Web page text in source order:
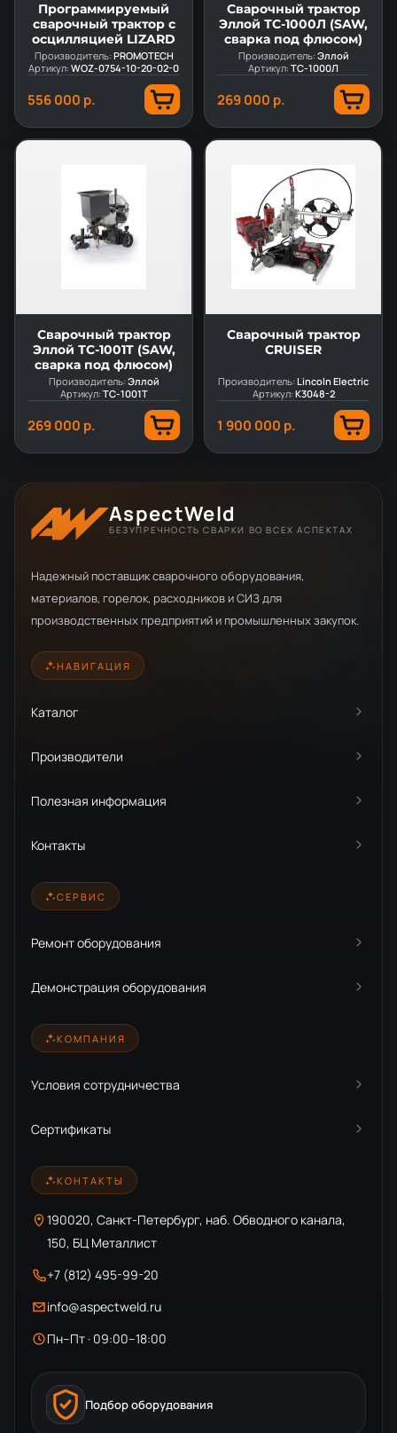
Программируемый
сварочный трактор с
осцилляцией LIZARD
Производитель:PROMOTECH
Артикул:WOZ-0754-10-20-02-0
556 000 р.
Сварочный трактор
Эллой ТС-1000Л (SAW,
сварка под флюсом)
Производитель:Эллой
Артикул:ТС-1000Л
269 000 р.
Сварочный трактор
Эллой ТС-1001T (SAW,
сварка под флюсом)
Производитель:Эллой
Артикул:ТС-1001T
269 000 р.
Сварочный трактор
CRUISER
Производитель:Lincoln Electric
Артикул:K3048-2
1 900 000 р.
AspectWeld
БЕЗУПРЕЧНОСТЬ СВАРКИ ВО ВСЕХ АСПЕКТАХ
Надежный поставщик сварочного оборудования,
материалов, горелок, расходников и СИЗ для
производственных предприятий и промышленных закупок.
НАВИГАЦИЯ
Каталог
Производители
Полезная информация
Контакты
СЕРВИС
Ремонт оборудования
Демонстрация оборудования
КОМПАНИЯ
Условия сотрудничества
Сертификаты
КОНТАКТЫ
190020, Санкт-Петербург, наб. Обводного канала,
150, БЦ Металлист
+7 (812) 495-99-20
info@aspectweld.ru
Пн–Пт · 09:00–18:00
Подбор оборудования